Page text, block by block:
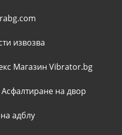
извозва
Магазин Vibrator.bg
Асфалтиране на двор
адблу